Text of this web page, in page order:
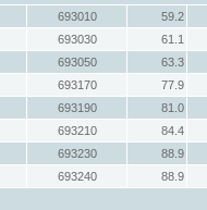
693010
59.2
693030
61.1
693050
63.3
693170
77.9
693190
81.0
693210
84.4
693230
88.9
693240
88.9